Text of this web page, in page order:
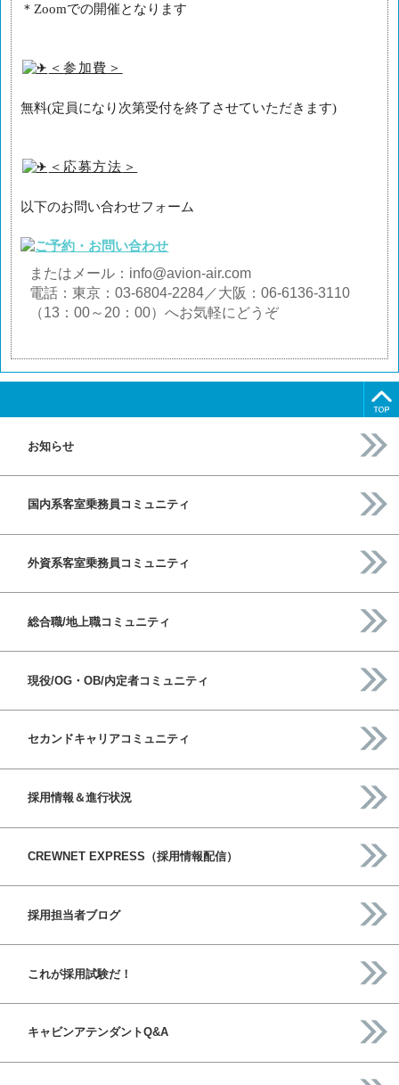
＊Zoomでの開催となります
＜参加費 ＞
無料(定員になり次第受付を終了させていただきます)
＜ 応募方法 ＞
以下のお問い合わせフォーム
またはメール：info@avion-air.com
電話：東京：03-6804-2284／大阪：06-6136-3110
（13：00～20：00）へお気軽にどうぞ
お知らせ
国内系客室乗務員コミュニティ
外資系客室乗務員コミュニティ
総合職/地上職コミュニティ
現役/OG・OB/内定者コミュニティ
セカンドキャリアコミュニティ
採用情報＆進行状況
CREWNET EXPRESS（採用情報配信）
採用担当者ブログ
これが採用試験だ！
キャビンアテンダントQ&A